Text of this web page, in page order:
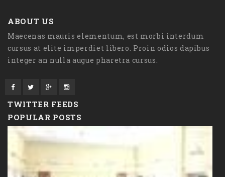
ABOUT US
Maecenas mauris elementum, est morbi interdum
cursus at elite imperdiet libero. Proin odios dapibus
integer an nulla augue pharetra cursus.
TWITTER FEEDS
POPULAR POSTS